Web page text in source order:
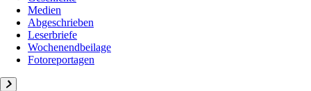
Medien
Abgeschrieben
Leserbriefe
Wochenendbeilage
Fotoreportagen